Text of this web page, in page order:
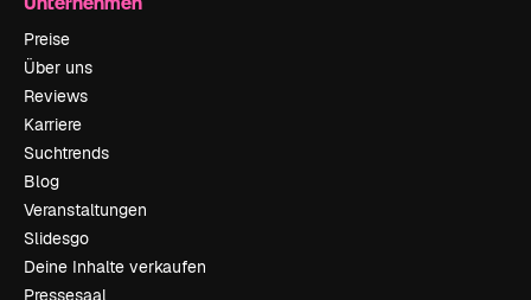
Preise
Über uns
Reviews
Karriere
Suchtrends
Blog
Veranstaltungen
Slidesgo
Deine Inhalte verkaufen
Pressesaal